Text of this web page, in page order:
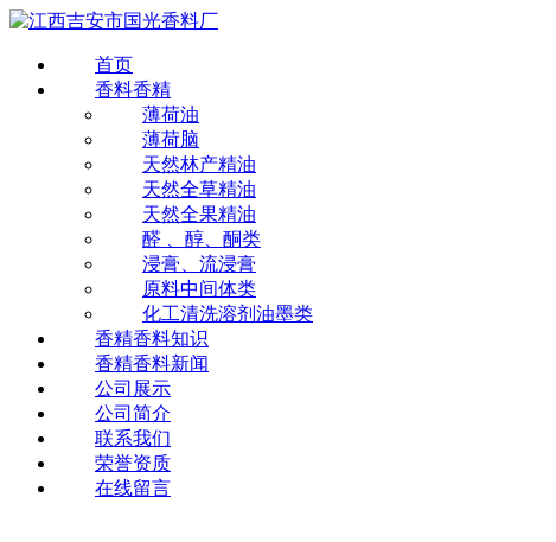
首页
香料香精
薄荷油
薄荷脑
天然林产精油
天然全草精油
天然全果精油
醛 、醇、酮类
浸膏、流浸膏
原料中间体类
化工清洗溶剂油墨类
香精香料知识
香精香料新闻
公司展示
公司简介
联系我们
荣誉资质
在线留言